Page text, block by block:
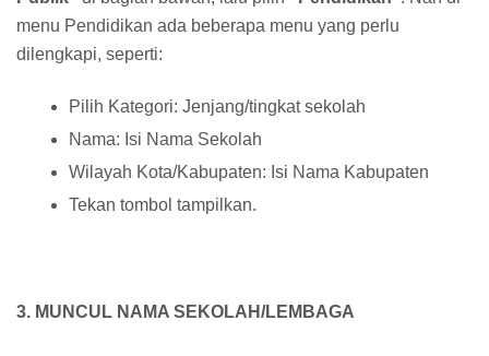
menu Pendidikan ada beberapa menu yang perlu
dilengkapi, seperti:
Pilih Kategori: Jenjang/tingkat sekolah
Nama: Isi Nama Sekolah
Wilayah Kota/Kabupaten: Isi Nama Kabupaten
Tekan tombol tampilkan.
3. MUNCUL NAMA SEKOLAH/LEMBAGA